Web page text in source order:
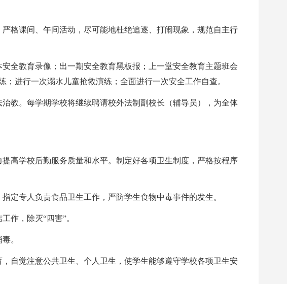
严格课间、午间活动，尽可能地杜绝追逐、打闹现象，规范自主行
安全教育录像；出一期安全教育黑板报；上一堂安全教育主题班会
；进行一次溺水儿童抢救演练；全面进行一次安全工作自查。
治教。每学期学校将继续聘请校外法制副校长（辅导员），为全体
提高学校后勤服务质量和水平。制定好各项卫生制度，严格按程序
指定专人负责食品卫生工作，严防学生食物中毒事件的发生。
作，除灭“四害”。
。
，自觉注意公共卫生、个人卫生，使学生能够遵守学校各项卫生安